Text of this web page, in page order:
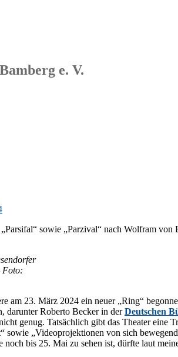
e. V.
so­wie „Par­zi­val“ nach Wolf­ram
Foto:
am 23. März 2024 ein neu­er „Ring“
dar­un­ter Ro­ber­to Be­cker in derDeut­schen
ge­nug. Tat­säch­lich gibt das Thea­ter
so­wie „Vi­deo­pro­jek­tio­nen von sich
noch bis 25. Mai zu se­hen ist, dürf­te laut